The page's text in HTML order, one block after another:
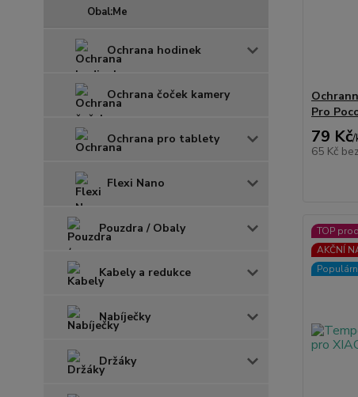
Obal:Me
Ochrana hodinek
Ochrana čoček kamery
Ochrana pro tablety
Flexi Nano
Pouzdra / Obaly
Kabely a redukce
Nabíječky
Držáky
Pro
79 Kč/
65 Kč
TOP
AKČNÍ